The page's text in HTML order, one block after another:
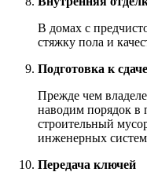
В домах с
стяжку пола и
Подготовка к
Прежде чем
наводим порядок в
строительный
инженерных
Передача ключей